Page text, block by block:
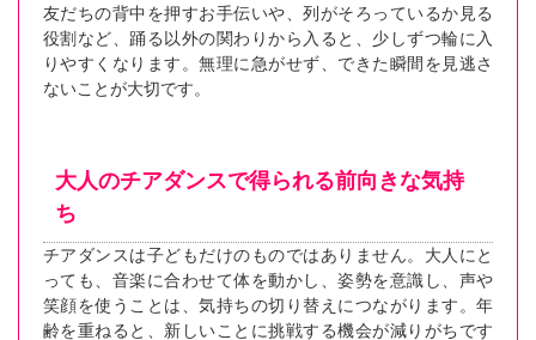
友だちの背中を押すお手伝いや、列がそろっているか見る
役割など、踊る以外の関わりから入ると、少しずつ輪に入
りやすくなります。無理に急がせず、できた瞬間を見逃さ
ないことが大切です。
大人のチアダンスで得られる前向きな気持
ち
チアダンスは子どもだけのものではありません。大人にと
っても、音楽に合わせて体を動かし、姿勢を意識し、声や
笑顔を使うことは、気持ちの切り替えにつながります。年
齢を重ねると、新しいことに挑戦する機会が減りがちです